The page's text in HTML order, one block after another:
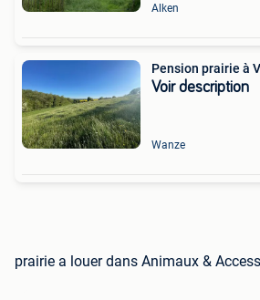
Alken
Pension prairie à
Voir description
Wanze
prairie a louer dans Animaux &